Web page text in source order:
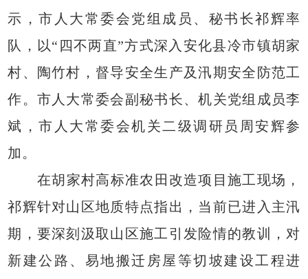
机关党建
示，市人大常委会党组成员、秘书长祁辉率
队，以“四不两直”方式深入安化县冷市镇胡家
村、陶竹村，督导安全生产及汛期安全防范工
作。市人大常委会副秘书长、机关党组成员李
斌，市人大常委会机关二级调研员周安辉参
加。
在胡家村高标准农田改造项目施工现场，
祁辉针对山区地质特点指出，当前已进入主汛
期，要深刻汲取山区施工引发险情的教训，对
新建公路、易地搬迁房屋等切坡建设工程进